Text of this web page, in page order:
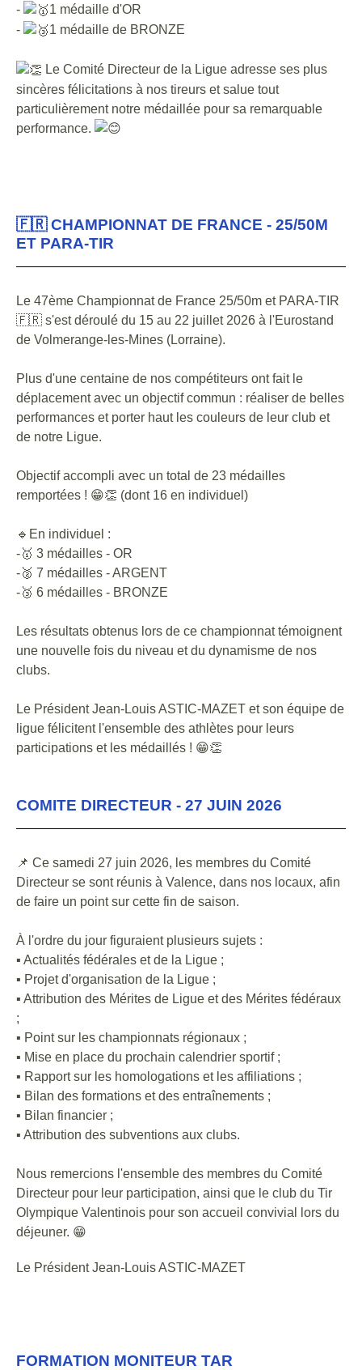
-
1 médaille d'OR
-
1 médaille de BRONZE
Le Comité Directeur de la Ligue adresse ses plus
sincères félicitations à nos tireurs et salue tout
particulièrement notre médaillée pour sa remarquable
performance.
🇫🇷 CHAMPIONNAT DE FRANCE - 25/50M
ET PARA-TIR
Le 47ème Championnat de France 25/50m et PARA-TIR
🇫🇷 s'est déroulé du 15 au 22 juillet 2026 à l'Eurostand
de Volmerange-les-Mines (Lorraine).
Plus d'une centaine de nos compétiteurs ont fait le
déplacement avec un objectif commun : réaliser de belles
performances et porter haut les couleurs de leur club et
de notre Ligue.
Objectif accompli avec un total de 23 médailles
remportées ! 😁👏 (dont 16 en individuel)
🔹 En individuel :
-🥇 3 médailles - OR
-🥈 7 médailles - ARGENT
-🥉 6 médailles - BRONZE
Les résultats obtenus lors de ce championnat témoignent
une nouvelle fois du niveau et du dynamisme de nos
clubs.
Le Président Jean-Louis ASTIC-MAZET et son équipe de
ligue félicitent l'ensemble des athlètes pour leurs
participations et les médaillés ! 😁👏
COMITE DIRECTEUR - 27 JUIN 2026
📌 Ce samedi 27 juin 2026, les membres du Comité
Directeur se sont réunis à Valence, dans nos locaux, afin
de faire un point sur cette fin de saison.
À l'ordre du jour figuraient plusieurs sujets :
▪️ Actualités fédérales et de la Ligue ;
▪️ Projet d'organisation de la Ligue ;
▪️ Attribution des Mérites de Ligue et des Mérites fédéraux
;
▪️ Point sur les championnats régionaux ;
▪️ Mise en place du prochain calendrier sportif ;
▪️ Rapport sur les homologations et les affiliations ;
▪️ Bilan des formations et des entraînements ;
▪️ Bilan financier ;
▪️ Attribution des subventions aux clubs.
Nous remercions l'ensemble des membres du Comité
Directeur pour leur participation, ainsi que le club du Tir
Olympique Valentinois pour son accueil convivial lors du
déjeuner. 😁
Le Président Jean-Louis ASTIC-MAZET
FORMATION MONITEUR TAR